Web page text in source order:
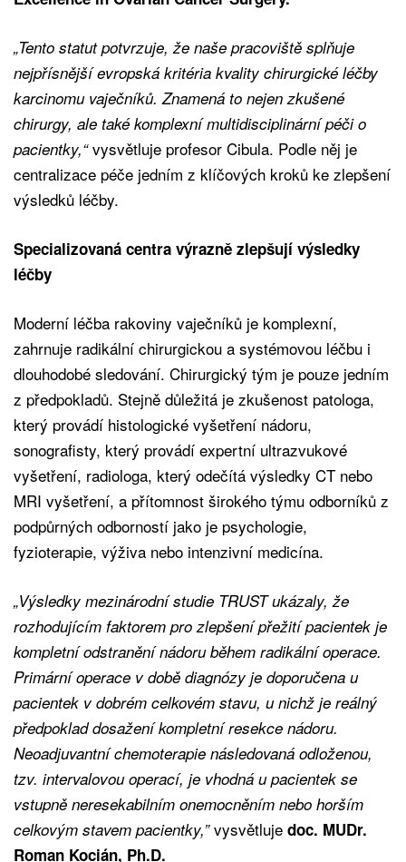
„Tento statut potvrzuje, že naše pracoviště splňuje
nejpřísnější evropská kritéria kvality chirurgické léčby
karcinomu vaječníků. Znamená to nejen zkušené
chirurgy, ale také komplexní multidisciplinární péči o
pacientky,“vysvětluje profesor Cibula. Podle něj je
centralizace péče jedním z klíčových kroků ke zlepšení
výsledků léčby.
Specializovaná centra výrazně zlepšují výsledky
léčby
Moderní léčba rakoviny vaječníků je komplexní,
zahrnuje radikální chirurgickou a systémovou léčbu i
dlouhodobé sledování. Chirurgický tým je pouze jedním
z předpokladů. Stejně důležitá je zkušenost patologa,
který provádí histologické vyšetření nádoru,
sonografisty, který provádí expertní ultrazvukové
vyšetření, radiologa, který odečítá výsledky CT nebo
MRI vyšetření, a přítomnost širokého týmu odborníků z
podpůrných odborností jako je psychologie,
fyzioterapie, výživa nebo intenzivní medicína.
„Výsledky mezinárodní studie TRUST ukázaly, že
rozhodujícím faktorem pro zlepšení přežití pacientek je
kompletní odstranění nádoru během radikální operace.
Primární operace v době diagnózy je doporučena u
pacientek v dobrém celkovém stavu, u nichž je reálný
předpoklad dosažení kompletní resekce nádoru.
Neoadjuvantní chemoterapie následovaná odloženou,
tzv. intervalovou operací, je vhodná u pacientek se
vstupně neresekabilním onemocněním nebo horším
celkovým stavem pacientky,”vysvětluje doc. MUDr.
Roman Kocián, Ph.D.